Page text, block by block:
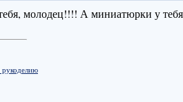
молодец!!!! А миниатюрки у
рукоделию